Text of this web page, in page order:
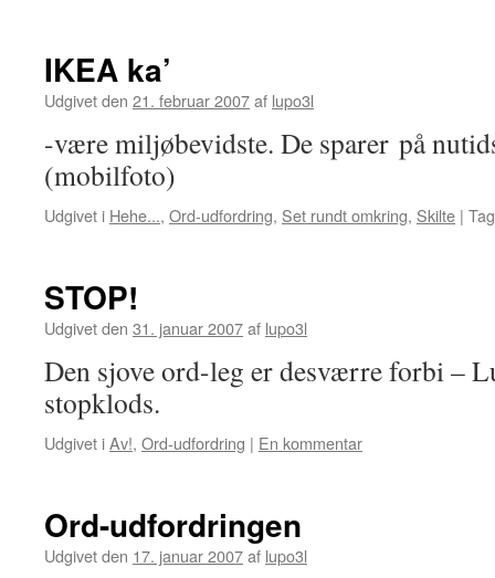
IKEA ka’
Udgivet den 21. februar 2007af lupo3l
-være miljøbevidste. De sparer på
(mobilfoto)
Udgivet i Hehe..., Ord-udfordring, Set rundt omkring, Skilte |
STOP!
Udgivet den 31. januar 2007af lupo3l
Den sjove ord-leg er desværre forbi –
stopklods.
Udgivet iAv!, Ord-udfordring | En kommentar
Ord-udfordringen
Udgivet den 17. januar 2007af lupo3l